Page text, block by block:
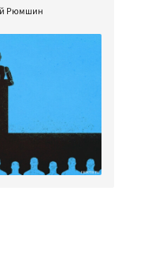
Рюмшин